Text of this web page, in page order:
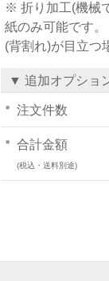
※ 折り加工(機械
紙のみ可能です
(背割れ)が目立つ
▼ 追加オプショ
注文件数
合計金額
(税込・送料別途)